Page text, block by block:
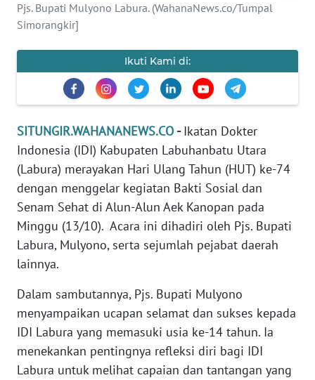
Pjs. Bupati Mulyono Labura. (WahanaNews.co/Tumpal
Simorangkir]
Ikuti Kami di:
SITUNGIR.WAHANANEWS.CO -Ikatan Dokter
Indonesia (IDI) Kabupaten Labuhanbatu Utara
(Labura) merayakan Hari Ulang Tahun (HUT) ke-74
dengan menggelar kegiatan Bakti Sosial dan
Senam Sehat di Alun-Alun Aek Kanopan pada
Minggu (13/10). Acara ini dihadiri oleh Pjs. Bupati
Labura, Mulyono, serta sejumlah pejabat daerah
lainnya.
Dalam sambutannya, Pjs. Bupati Mulyono
menyampaikan ucapan selamat dan sukses kepada
IDI Labura yang memasuki usia ke-14 tahun. Ia
menekankan pentingnya refleksi diri bagi IDI
Labura untuk melihat capaian dan tantangan yang
TENTANG
KAMI
REDAKSI
KARIR
DISCLAIMER
Wahana
News
Regional
SUMUT
WN
JAKARTA